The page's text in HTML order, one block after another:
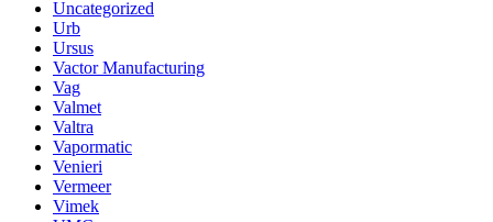
Uncategorized
Urb
Ursus
Vactor Manufacturing
Vag
Valmet
Valtra
Vapormatic
Venieri
Vermeer
Vimek